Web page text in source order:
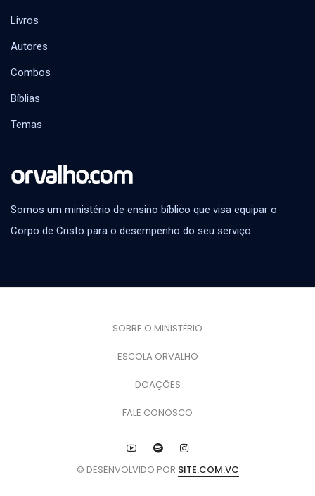
Somos um ministério de ensino bíblico que visa equipar o
Corpo de Cristo para o desempenho do seu serviço.
Livros
Autores
Combos
Bíblias
Temas
SOBRE O MINISTÉRIO
ESCOLA ORVALHO
DOAÇÕES
FALE CONOSCO
© DESENVOLVIDO POR SITE.COM.VC